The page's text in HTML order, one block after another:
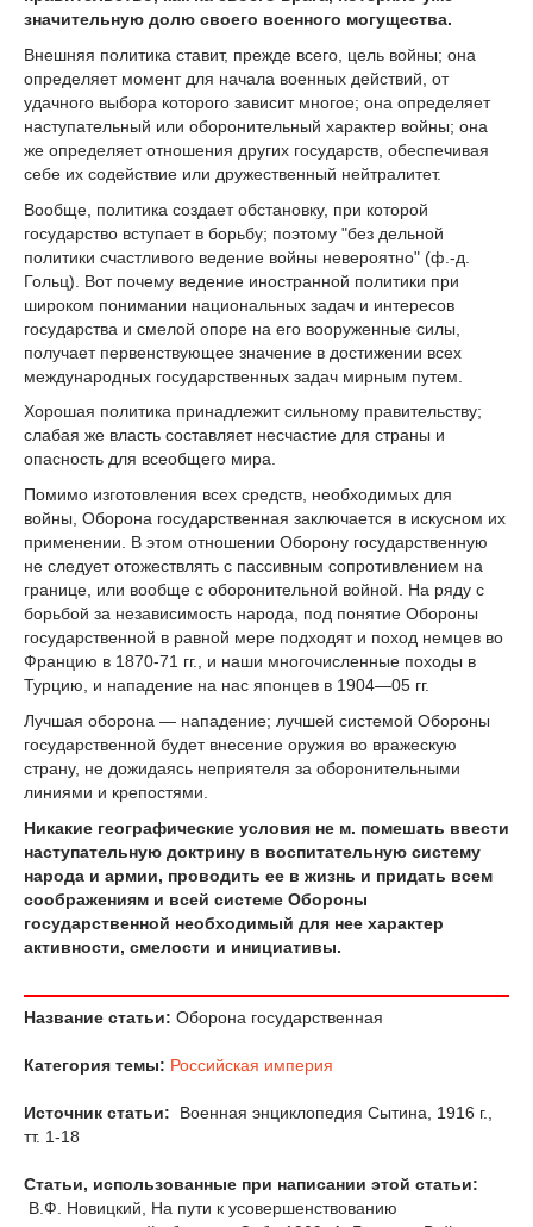
значительную долю своего военного могущества.
Внешняя политика ставит, прежде всего, цель войны; она
определяет момент для начала военных действий, от
удачного выбора которого зависит многое; она определяет
наступательный или оборонительный характер войны; она
же определяет отношения других государств, обеспечивая
себе их содействие или дружественный нейтралитет.
Вообще, политика создает обстановку, при которой
государство вступает в борьбу; поэтому "без дельной
политики счастливого ведение войны невероятно" (ф.-д.
Гольц). Вот почему ведение иностранной политики при
широком понимании национальных задач и интересов
государства и смелой опоре на его вооруженные силы,
получает первенствующее значение в достижении всех
международных государственных задач мирным путем.
Хорошая политика принадлежит сильному правительству;
слабая же власть составляет несчастие для страны и
опасность для всеобщего мира.
Помимо изготовления всех средств, необходимых для
войны, Оборона государственная заключается в искусном их
применении. В этом отношении Оборону государственную
не следует отожествлять с пассивным сопротивлением на
границе, или вообще с оборонительной войной. На ряду с
борьбой за независимость народа, под понятие Обороны
государственной в равной мере подходят и поход немцев во
Францию в 1870-71 гг., и наши многочисленные походы в
Турцию, и нападение на нас японцев в 1904—05 гг.
Лучшая оборона — нападение; лучшей системой Обороны
государственной будет внесение оружия во вражескую
страну, не дожидаясь неприятеля за оборонительными
линиями и крепостями.
Никакие географические условия не м. помешать ввести
наступательную доктрину в воспитательную систему
народа и армии, проводить ее в жизнь и придать всем
соображениям и всей системе Обороны
государственной необходимый для нее характер
активности, смелости и инициативы.
Название статьи: Оборона государственная
Категория темы: Российская империя
Источник статьи:
Военная энциклопедия Сытина, 1916 г.,
тт. 1-18
Статьи, использованные при написании этой статьи:
В.Ф. Новицкий, На пути к усовершенствованию